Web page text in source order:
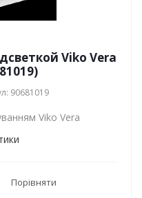
Viko Vera
90681019
Viko Vera
Порівняти